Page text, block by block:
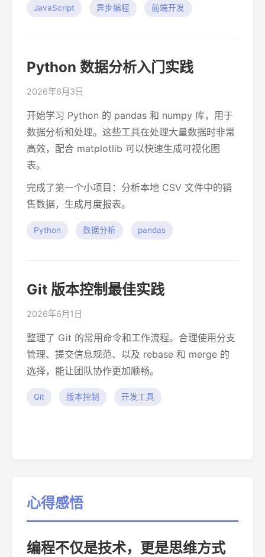
JavaScript 异步编程 前端开发
Python 数据分析入门实践
2026年6月3日
开始学习 Python 的 pandas 和 numpy 库，用于
数据分析和处理。这些工具在处理大量数据时非常
高效，配合 matplotlib 可以快速生成可视化图
表。
完成了第一个小项目：分析本地 CSV 文件中的销
售数据，生成月度报表。
Python 数据分析 pandas
Git 版本控制最佳实践
2026年6月1日
整理了 Git 的常用命令和工作流程。合理使用分支
管理、提交信息规范、以及 rebase 和 merge 的
选择，能让团队协作更加顺畅。
Git 版本控制 开发工具
心得感悟
编程不仅是技术，更是思维方式